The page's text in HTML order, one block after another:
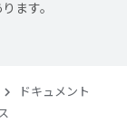
ます。
ドキュメント